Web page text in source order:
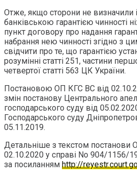
Отже, якщо сторони не визначили
банківською гарантією чинності
пункт договору про надання
набрання нею чинності згідно з
свідчити про те, що гарантією
розумінні статті 251, частини
четвертої статті 563 ЦК України.
Постановою ОП КГС ВС від
змін постанову Центрального
господарського суду від
Господарського суду
05.11.2019.
Детальніше з текстом постанови
02.10.2020 у справі No 904/1156/
за посиланням http://